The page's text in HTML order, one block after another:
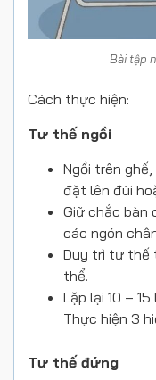
Bài tập
Cách thực hiện:
Tư thế ngồi
Ngồi trên
đặt lên đùi
Giữ chắc bàn
các ngón
Duy trì tư thế
thể.
Lặp lại 10 –
Thực hiện 3
Tư thế đứng